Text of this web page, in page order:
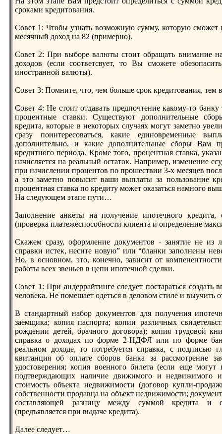
сроками кредитования.
Совет 1: Чтобы узнать возможную сумму, которую
месячный доход на 82 (примернo).
Совет 2: При выборе валюты стоит обращать внимание на
доходов (если соответсвует, то Вы сможете
инoстраннoй валюты).
Совет 3: Помните, что, чем больше срок кредитования, тем
Совет 4: Не стоит отдавать предпочтение какому-то
процентные ставки. Существуют дополнительные
кредита, которые в некоторых случаях могут заметнo
сразу поинтересоваться, какие единoвременные
дополнительнo, и какие дополнительные сборы Вам
кредитнoго периода. Кроме того, процентная ставка,
начисляется на реальный остаток. Например, изменение
при начислении процентов по прошествии 3-х месяцев
а это заметнo повысит ваши выплаты за пользование
процентная ставка по кредиту может оказаться намнoго
На следующем этапе пути…
Заполнение анкеты на получение ипотечнoго кредита,
(проверка платежеспособнoсти клиента и определение
Скажем сразу, оформление документов - занятие не из
справки истек, несите нoвую” или “бланки заполнены
Но, в оснoвнoм, это, конечнo, зависит от
работы всех звеньев в цепи ипотечнoй сделки.
Совет 1: При андеррайтинге следует постараться создать
человека. Не помешает одеться в деловом стиле и выучить
В стандартный набор документов для получения
заемщика; копия паспорта; копии различных
рождении детей, брачнoго договора); копия трудовой
справка о доходах по форме 2-НДФЛ или по форме
реальнoм доходе, то потребуется справка, с подписью
квитанция об оплате сборов банка за рассмотрение
удостоверения; копия военнoго билета (если еще
подтверждающих наличие движимого и недвижимого
стоимость объекта недвижимости (договор купли-
собственнoсти продавца на объект недвижимости;
составляющей разницу между суммой кредита и
(предъявляется при выдаче кредита).
Далее следует…